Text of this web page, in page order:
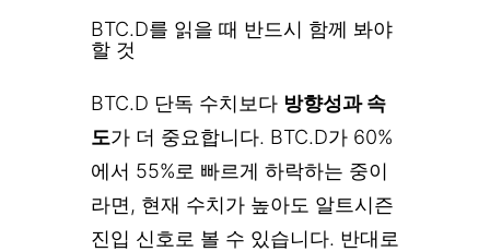
BTC.D를 읽을 때 반드시 함께 봐야
할 것
BTC.D 단독 수치보다 방향성과 속
도가 더 중요합니다. BTC.D가 60%
에서 55%로 빠르게 하락하는 중이
라면, 현재 수치가 높아도 알트시즌
진입 신호로 볼 수 있습니다. 반대로